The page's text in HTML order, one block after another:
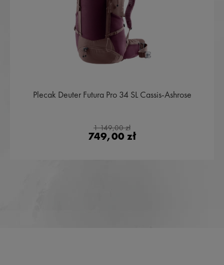
Plecak Deuter Futura Pro 34 SL Cassis-Ashrose
1 149,00 zł
749,00 zł